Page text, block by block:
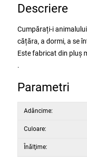
Descriere
Cumpărați-i
cățăra, a dormi, a se
Este fabricat din pluș
.
Parametri
Adâncime:
Culoare:
Înălţime: